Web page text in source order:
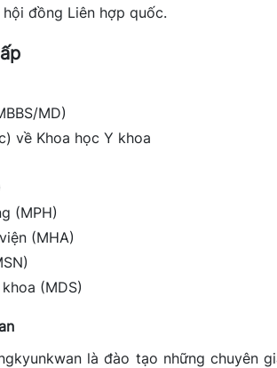
đồng Liên hợp quốc.
MD)
về Khoa học Y khoa
(MPH)
(MHA)
(MDS)
là đào tạo những chuyên